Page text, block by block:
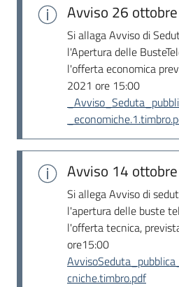
Avviso 26
Si allaga Avviso di
l'Apertura delle
l'offerta economica
2021 ore 15:00
Avviso 14
Si allega Avviso di
l'apertura delle buste
l'offerta tecnica,
ore15:00
cniche.timbro.pdf